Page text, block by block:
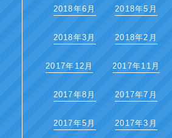
2018年6月 2018年5月
2018年3月 2018年2月
2017年12月 2017年11月
2017年8月 2017年7月
2017年5月 2017年3月